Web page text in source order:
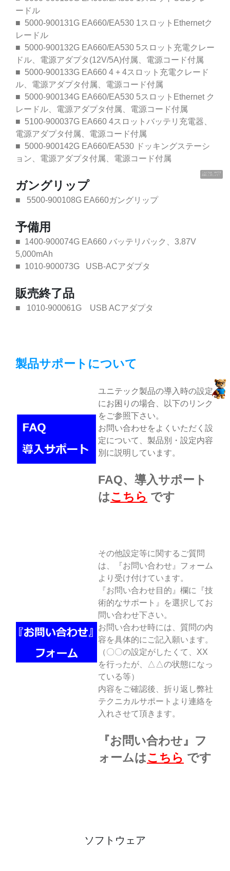
こんにちは、UUです
お話ししましょう！
ードル
■ 5000-900131G EA660/EA530 1スロットEthernetク
レードル
■ 5000-900132G EA660/EA530 5スロット充電クレー
ドル、電源アダプタ(12V/5A)付属、電源コード付属
■ 5000-900133G EA660 4 + 4スロット充電クレード
ル、電源アダプタ付属、電源コード付属
■ 5000-900134G EA660/EA530 5スロットEthernet ク
レードル、電源アダプタ付属、電源コード付属
■ 5100-900037G EA660 4スロットバッテリ充電器、
電源アダプタ付属、電源コード付属
■ 5000-900142G EA660/EA530 ドッキングステーシ
ョン、電源アダプタ付属、電源コード付属
ガングリップ
■ 5500-900108G EA660ガングリップ
予備用
■ 1400-900074G EA660 バッテリパック、3.87V
5,000mAh
■ 1010-900073G USB-ACアダプタ
販売終了品
■ 1010-900061G USB ACアダプタ
製品サポートについて
ユニテック製品の導入時の設定
にお困りの場合、以下のリンク
をご参照下さい。
お問い合わせをよくいただく設
定について、製品別・設定内容
別に説明しています。
FAQ、導入サポート
はこちら です
その他設定等に関するご質問
は、『お問い合わせ』フォーム
より受け付けています。
『お問い合わせ目的』欄に『技
術的なサポート』を選択してお
問い合わせ下さい。
お問い合わせ時には、質問の内
容を具体的にご記入願います。
（〇〇の設定がしたくて、XX
を行ったが、△△の状態になっ
ている等）
内容をご確認後、折り返し弊社
テクニカルサポートより連絡を
入れさせて頂きます。
『お問い合わせ』フ
ォームはこちら です
ソフトウェア